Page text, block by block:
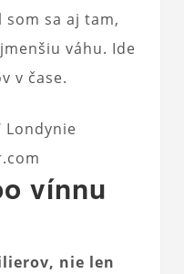
som sa aj tam,
váhu. Ide
v čase.
vínnu
nie len